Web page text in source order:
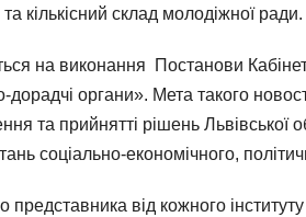
кількісний склад молодіжної ради.
на виконання Постанови
органи». Мета такого
та прийнятті рішень Львівської
соціально-економічного,
від кожного